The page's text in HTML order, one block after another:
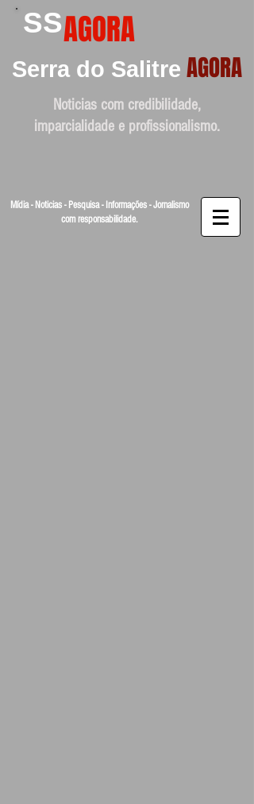
SSAGORA
Serra do Salitre AGORA
Noticias com credibilidade,
imparcialidade e profissionalismo.
Mídia - Noticias - Pesquisa - Informações - Jornalismo
com responsabilidade.